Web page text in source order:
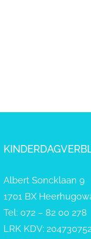
Albert Soncklaan 9
1701 BX
Tel: 072 – 82 00 278
LRK KDV: